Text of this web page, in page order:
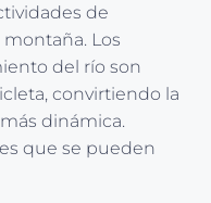
de
Los
del río son
convirtiendo la
dinámica.
que se pueden